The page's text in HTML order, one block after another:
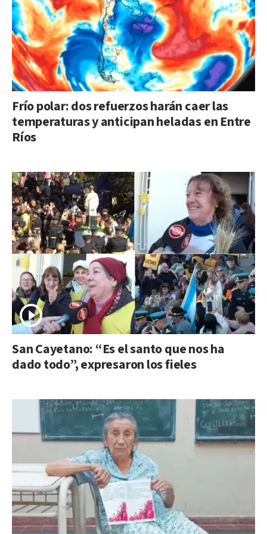
Frío polar: dos refuerzos harán caer las
temperaturas y anticipan heladas en Entre
Ríos
San Cayetano: “Es el santo que nos ha
dado todo”, expresaron los fieles